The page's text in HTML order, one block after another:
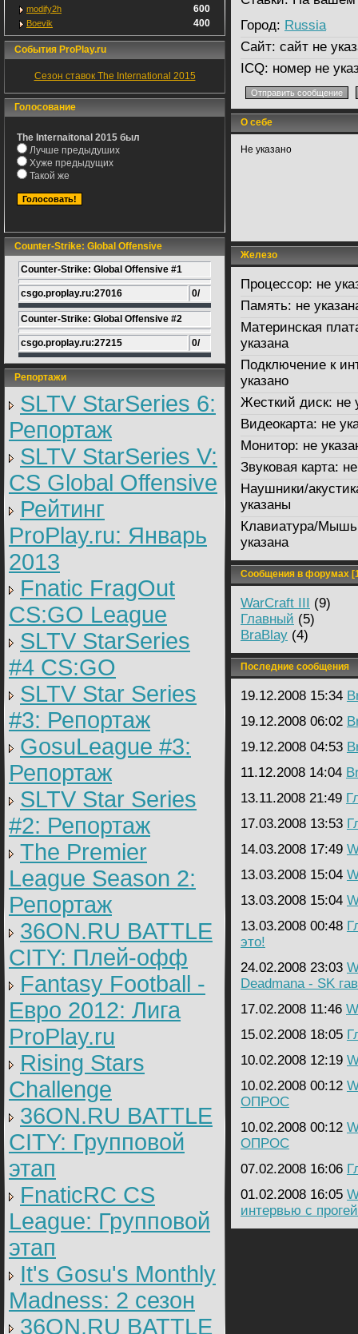
modify2h 600
Boevik 400
События ProPlay.ru
Сезон ставок The International 2015
Голосование
The Internaitonal 2015 был
Лучше предыдуших
Хуже предыдущих
Такой же
Counter-Strike: Global Offensive
Counter-Strike: Global Offensive #1
csgo.proplay.ru:27016 0/
Counter-Strike: Global Offensive #2
csgo.proplay.ru:27215 0/
Репортажи
SLTV StarSeries 6:
Репортаж
SLTV StarSeries V:
CS Global Offensive
Рейтинг
ProPlay.ru: Январь
2013
Fnatic FragOut
CS:GO League
SLTV StarSeries
#4 CS:GO
SLTV Star Series
#3: Репортаж
GosuLeague #3:
Репортаж
SLTV Star Series
#2: Репортаж
The Premier
League Season 2:
Репортаж
36ON.RU BATTLE
CITY: Плей-офф
Fantasy Football -
Евро 2012: Лига
ProPlay.ru
Rising Stars
Challenge
36ON.RU BATTLE
CITY: Групповой
этап
FnaticRC CS
League: Групповой
этап
It's Gosu's Monthly
Madness: 2 сезон
36ON.RU BATTLE
Город: Russia
Сайт: сайт не
ICQ: номер не
О себе
Не указано
Железо
Процессор: не
Память: не
Материнская
указана
Подключение к
указано
Жесткий диск: не
Видеокарта: не
Монитор: не
Звуковая карта:
Наушники/
указаны
Клавиатура/
указана
Сообщения в форумах
WarCraft III (9)
Главный (5)
BraBlay (4)
Последние сообщения
19.12.2008 15:34
19.12.2008 06:02
19.12.2008 04:53
11.12.2008 14:04
13.11.2008 21:49
17.03.2008 13:53
14.03.2008 17:49
13.03.2008 15:04
13.03.2008 15:04
13.03.2008 00:48
это!
24.02.2008 23:03
Deadmana - SK
17.02.2008 11:46
15.02.2008 18:05
10.02.2008 12:19
10.02.2008 00:12
ОПРОС
10.02.2008 00:12
ОПРОС
07.02.2008 16:06
01.02.2008 16:05
интервью с